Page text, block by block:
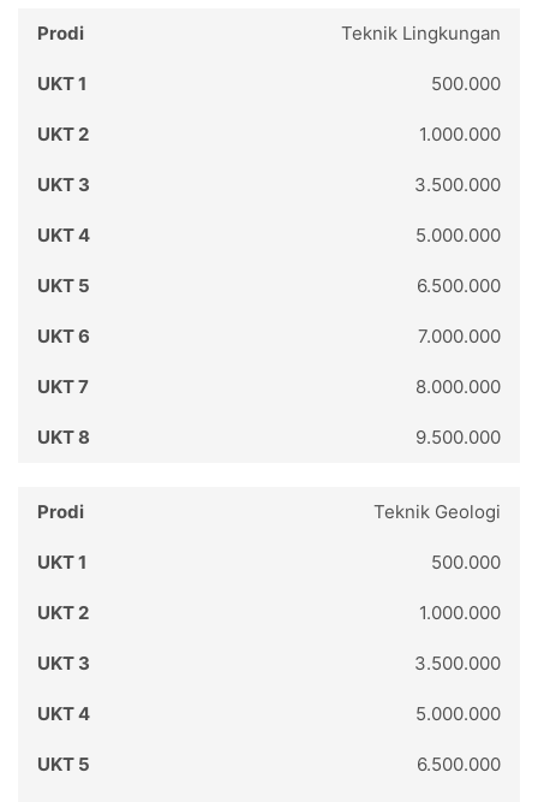
Teknik Lingkungan
500.000
1.000.000
3.500.000
5.000.000
6.500.000
7.000.000
8.000.000
9.500.000
Teknik Geologi
500.000
1.000.000
3.500.000
5.000.000
6.500.000